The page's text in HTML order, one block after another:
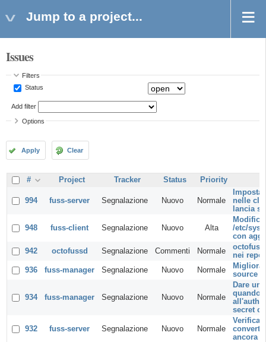
Jump to a project...
Issues
Filters
Status
Add filter
Options
Apply Clear
# Project Tracker Status Priority
994 fuss-server Segnalazione Nuovo Normale
nelle
lancia
948 fuss-client Segnalazione Nuovo Alta
/etc/
con
942
octofussd Segnalazione Commenti Normale
nei
936
fuss-manager Segnalazione Nuovo Normale
source
934 fuss-manager Segnalazione Nuovo Normale
Dare un
quando
all'auth-
secret
932 fuss-server Segnalazione Nuovo Normale
ancora